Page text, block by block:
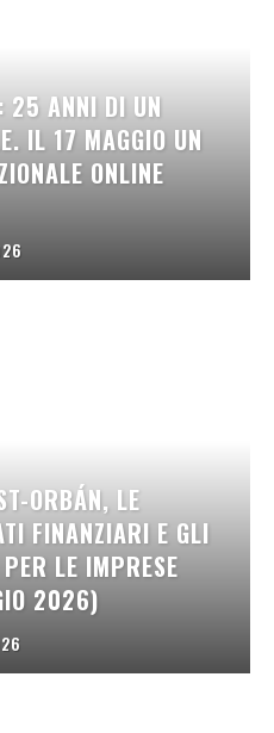
25 ANNI DI UN
IL 17 MAGGIO UN
ONLINE
ORBÁN, LE
FINANZIARI E GLI
LE IMPRESE
2026)